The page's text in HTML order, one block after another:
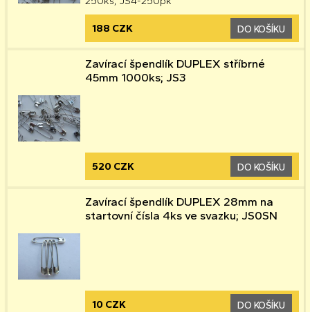
188 CZK DO KOŠÍKU
Zavírací špendlík DUPLEX stříbrné
45mm 1000ks; JS3
520 CZK DO KOŠÍKU
Zavírací špendlík DUPLEX 28mm na
startovní čísla 4ks ve svazku; JS0SN
10 CZK DO KOŠÍKU